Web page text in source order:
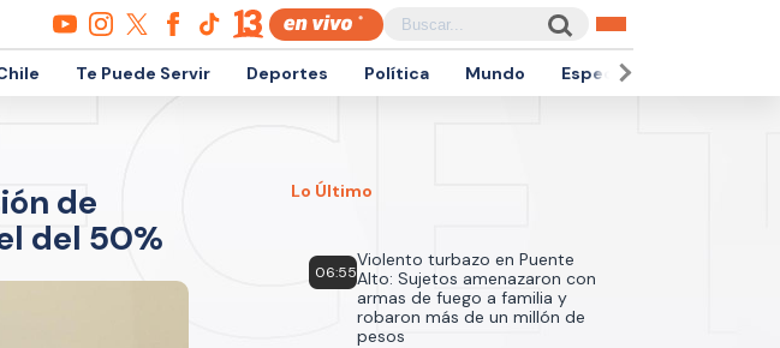
Te Puede Servir Deportes Política Mundo Espectáculos
de
del 50%
Lo Último
06:55
Violento turbazo en Puente
Alto: Sujetos amenazaron con
armas de fuego a familia y
robaron más de un millón de
pesos